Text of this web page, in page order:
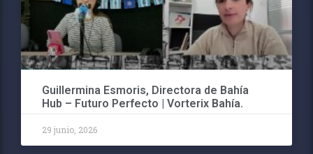
Guillermina Esmoris, Directora de Bahía
Hub – Futuro Perfecto | Vorterix Bahía.
29 junio, 2026